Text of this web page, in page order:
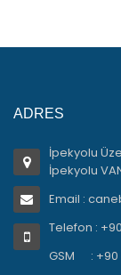
ADRES
İpekyolu
İpekyolu
Email :
Telefon :
GSM : +90